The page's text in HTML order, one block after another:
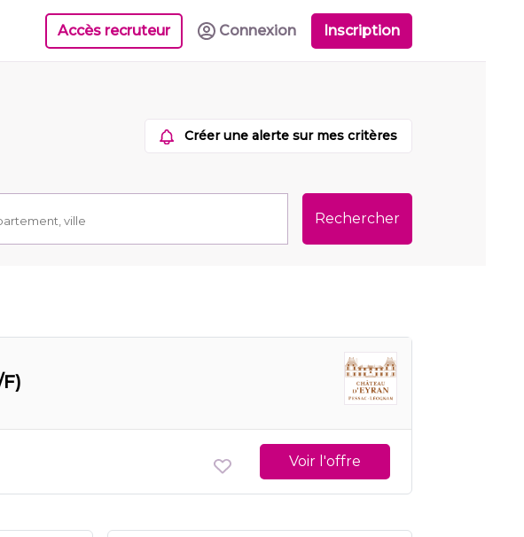
Accès recruteur Connexion Inscription
Créer une alerte sur mes critères
Rechercher
Voir l'offre